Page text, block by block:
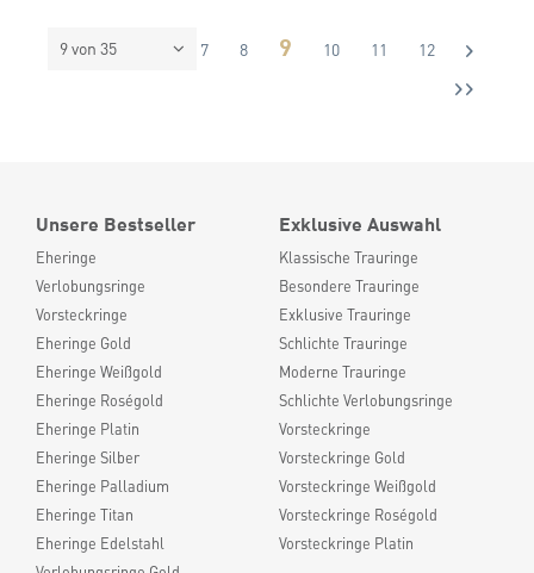
9 von 35 7 8 9 10 11 12
Unsere Bestseller
Eheringe
Verlobungsringe
Vorsteckringe
Eheringe Gold
Eheringe Weißgold
Eheringe Roségold
Eheringe Platin
Eheringe Silber
Eheringe Palladium
Eheringe Titan
Eheringe Edelstahl
Exklusive Auswahl
Klassische Trauringe
Besondere Trauringe
Exklusive Trauringe
Schlichte Trauringe
Moderne Trauringe
Schlichte Verlobungsringe
Vorsteckringe
Vorsteckringe Gold
Vorsteckringe Weißgold
Vorsteckringe Roségold
Vorsteckringe Platin